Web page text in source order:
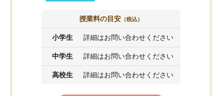
授業料の目安 （税込）
小学生 詳細はお問い合わせください
中学生 詳細はお問い合わせください
高校生 詳細はお問い合わせください